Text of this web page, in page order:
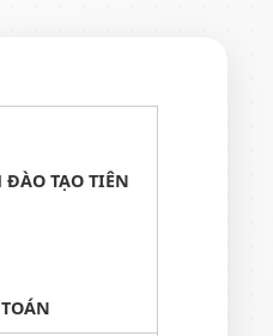
TẠO TIÊN